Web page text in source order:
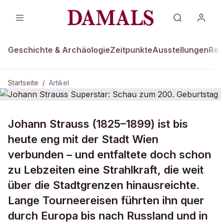
Geschichte & ArchäologieZeitpunkteAusstellungen
Startseite / Artikel
Johann Strauss Superstar: Schau
zum 200. Geburtstag
Johann Strauss (1825–1899) ist bis
heute eng mit der Stadt Wien
verbunden – und entfaltete doch schon
zu Lebzeiten eine Strahlkraft, die weit
über die Stadtgrenzen hinausreichte.
Lange Tourneereisen führten ihn quer
durch Europa bis nach Russland und in